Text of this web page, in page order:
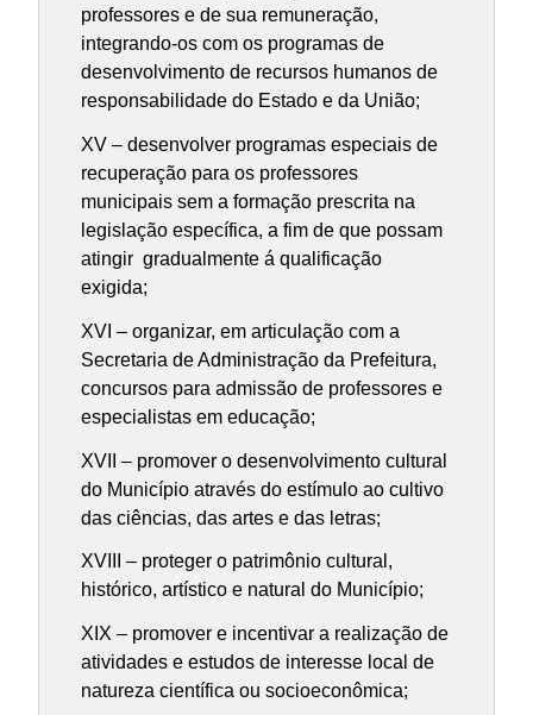
professores e de sua remuneração,
integrando-os com os programas de
desenvolvimento de recursos humanos de
responsabilidade do Estado e da União;
XV – desenvolver programas especiais de
recuperação para os professores
municipais sem a formação prescrita na
legislação específica, a fim de que possam
atingir gradualmente á qualificação
exigida;
XVI – organizar, em articulação com a
Secretaria de Administração da Prefeitura,
concursos para admissão de professores e
especialistas em educação;
XVII – promover o desenvolvimento cultural
do Município através do estímulo ao cultivo
das ciências, das artes e das letras;
XVIII – proteger o patrimônio cultural,
histórico, artístico e natural do Município;
XIX – promover e incentivar a realização de
atividades e estudos de interesse local de
natureza científica ou socioeconômica;